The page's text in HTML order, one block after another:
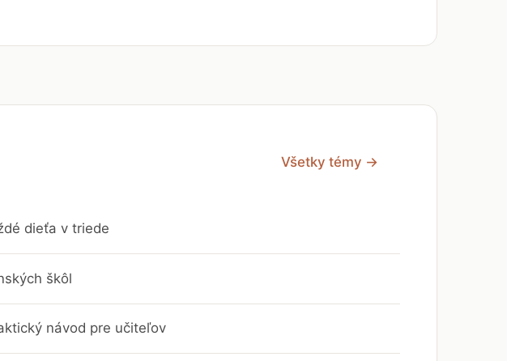
Všetky témy →
dieťa v triede
škôl
návod pre učiteľov